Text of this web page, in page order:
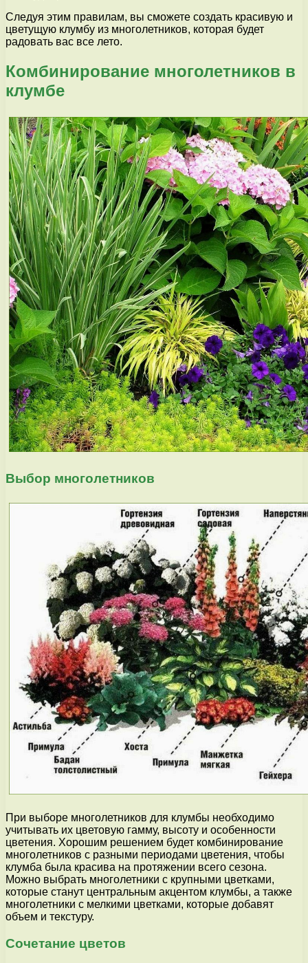
Следуя этим правилам, вы сможете создать красивую и
цветущую клумбу из многолетников, которая будет
радовать вас все лето.
Комбинирование многолетников в
клумбе
Выбор многолетников
При выборе многолетников для клумбы необходимо
учитывать их цветовую гамму, высоту и особенности
цветения. Хорошим решением будет комбинирование
многолетников с разными периодами цветения, чтобы
клумба была красива на протяжении всего сезона.
Можно выбрать многолетники с крупными цветками,
которые станут центральным акцентом клумбы, а также
многолетники с мелкими цветками, которые добавят
объем и текстуру.
Сочетание цветов